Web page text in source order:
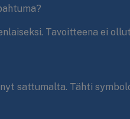
Tavoitteena ei
sattumalta. Tähti